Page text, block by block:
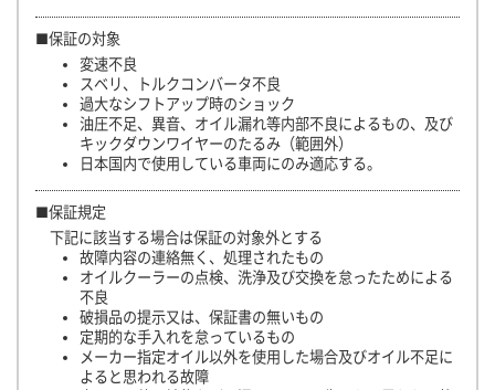
■保証の対象
変速不良
スベリ、トルクコンバータ不良
過大なシフトアップ時のショック
油圧不足、異音、オイル漏れ等内部不良によるもの、及び
キックダウンワイヤーのたるみ（範囲外）
日本国内で使用している車両にのみ適応する。
■保証規定
下記に該当する場合は保証の対象外とする
故障内容の連絡無く、処理されたもの
オイルクーラーの点検、洗浄及び交換を怠ったためによる
不良
破損品の提示又は、保証書の無いもの
定期的な手入れを怠っているもの
メーカー指定オイル以外を使用した場合及びオイル不足に
よると思われる故障